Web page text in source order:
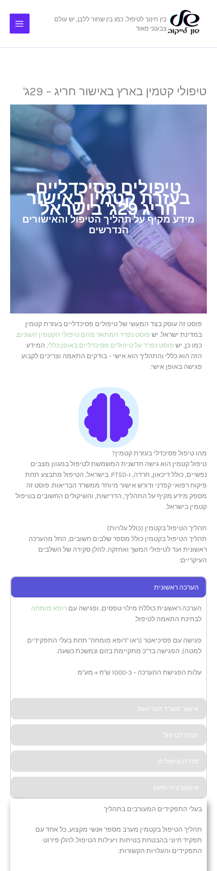
בין חינוך לטיפול, כמו בין שחור ללבן, יש עולם
צבעוני מאוד
טיפולי קטמין בארץ באישור חריג – 29ג'
טיפולים פסיכדליים
בעזרת קטמין באישור
חריג 29ג' בישראל
מידע מקיף על תהליך הטיפול והאישורים
הנדרשים
פוסט זה עוסק בצד המעשי של טיפולים פסיכדליים בעזרת קטמין
במדינת ישראל. יש פוסט נפרד המתאר מהם טיפולי הקטמין השונים.
כמו כן, יש פוסט נפרד על טיפולים פסיכדליים באופן כללי. המידע
הזה הוא כללי והתהליך הוא אישי – בודקים התאמה וצריכים לקבוע
פגישה באופן אישי.
מהו טיפול פסיכדלי בעזרת קטמין?
טיפול קטמין הוא גישה חדשנית המשמשת לטיפול במגוון מצבים
נפשיים, כולל דיכאון, חרדה, ו-PTSD. בישראל, הטיפול מתבצע תחת
פיקוח רפואי קפדני ודורש אישור מיוחד ממשרד הבריאות. פוסט זה
מספק מידע מקיף על התהליך, הדרישות, והשיקולים החשובים בטיפול
קטמין בישראל.
תהליך הטיפול בקטמין (כולל עלויות)
תהליך הטיפול בקטמין כולל מספר שלבים חשובים, החל מהערכה
ראשונית ועד לטיפולי המשך ואחזקה. להלן סקירה של השלבים
העיקריים:
הערכה ראשונית
הערכה ראשונית כוללת מילוי טפסים, ופגישה עםרופא מומחה
לבחינת התאמה לטיפול.
פגישה עם פסיכיאטר (ראו "רופא מומחה" תחת בעלי התפקידים
למטה). הפגישה בד"כ מתקיימת בזום ונמשכת כשעה.
עלות הפגישת ההערכה – כ-1000 ש"ח + מע"מ
אישור משרד הבריאות
הכנה לטיפול
סדרת טיפולים
אינטגרציה ומעק
בעלי התפקידים המעורבים בתהליך
תהליך הטיפול בקטמין מערב מספר אנשי מקצוע, כל אחד עם
תפקיד חיוני בהבטחת בטיחות ויעילות הטיפול. להלן פירוט
התפקידים והעלויות הקשורות: